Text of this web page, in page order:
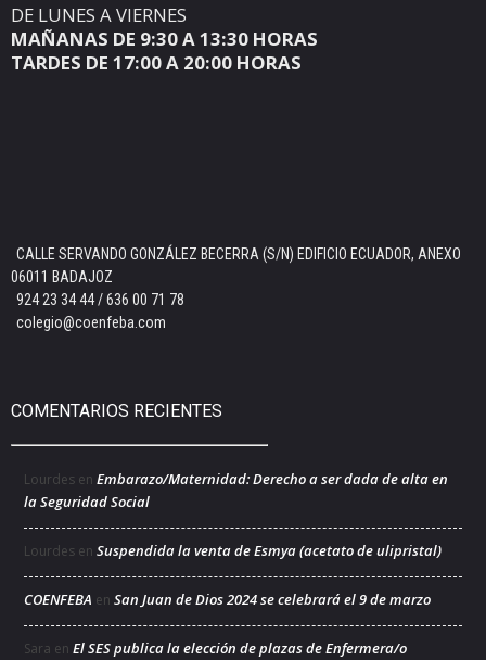
DE LUNES A VIERNES
MAÑANAS DE 9:30 A 13:30 HORAS
TARDES DE 17:00 A 20:00 HORAS
CALLE SERVANDO GONZÁLEZ BECERRA (S/N) EDIFICIO ECUADOR, ANEXO
06011 BADAJOZ
924 23 34 44 / 636 00 71 78
colegio@coenfeba.com
COMENTARIOS RECIENTES
Lourdes en Embarazo/Maternidad: Derecho a ser dada de alta en
la Seguridad Social
Lourdes en Suspendida la venta de Esmya (acetato de ulipristal)
COENFEBA en San Juan de Dios 2024 se celebrará el 9 de marzo
Sara en El SES publica la elección de plazas de Enfermera/o